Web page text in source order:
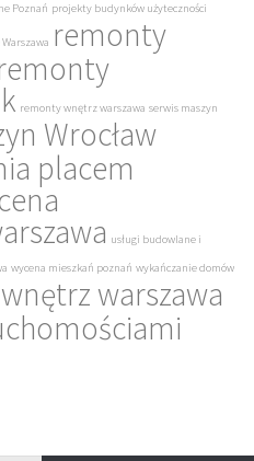
Poznań projekty budynków użyteczności
remonty
remonty wnętrz warszawa serwis maszyn
Wrocław
placem
usługi budowlane i
wycena mieszkań poznań wykańczanie domów
warszawa